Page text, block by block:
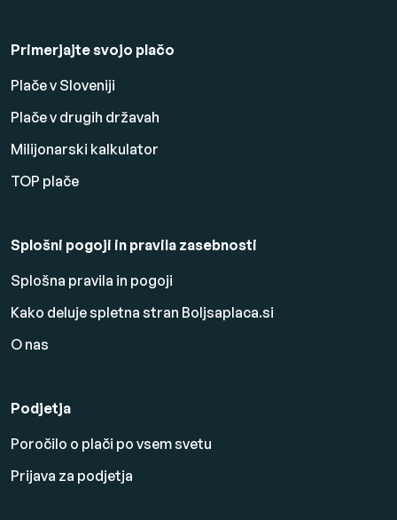
Primerjajte svojo plačo
Plače v Sloveniji
Plače v drugih državah
Milijonarski kalkulator
TOP plače
Splošni pogoji in pravila zasebnosti
Splošna pravila in pogoji
Kako deluje spletna stran Boljsaplaca.si
O nas
Podjetja
Poročilo o plači po vsem svetu
Prijava za podjetja